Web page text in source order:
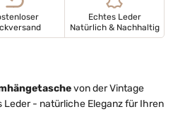
Echtes Leder
Natürlich & Nachhaltig
von der Vintage
- natürliche Eleganz für Ihren